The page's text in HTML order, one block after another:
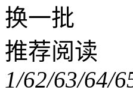
换一批
推荐阅读
1/62/63/64/6